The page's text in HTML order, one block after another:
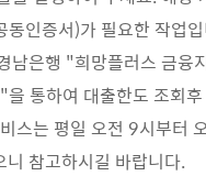
동인증서)가 필요한 작업
남은행 "희망플러스 금융
통하여 대출한도 조회
스는 평일 오전 9시부터
니 참고하시길 바랍니다.